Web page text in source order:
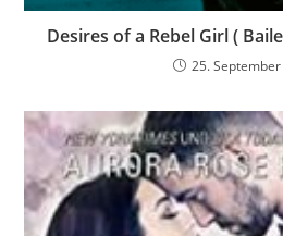
Desires of a Rebel Girl (
25. September